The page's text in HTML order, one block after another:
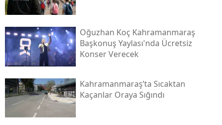
Oğuzhan Koç Kahramanmaraş
Başkonuş Yaylası'nda Ücretsiz
Konser Verecek
Kahramanmaraş’ta Sıcaktan
Kaçanlar Oraya Sığındı